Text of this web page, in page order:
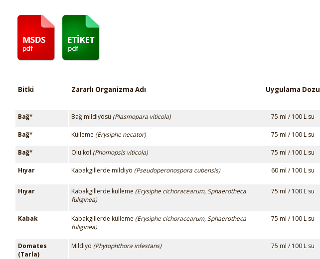
Bitki Zararlı Organizma Adı Uygulama Dozu
Bağ* Bağ mildiyösü (Plasmopara viticola) 75 ml / 100 L su
Bağ* Külleme (Erysiphe necator) 75 ml / 100 L su
Bağ* Ölü kol (Phomopsis viticola) 75 ml / 100 L su
Hıyar Kabakgillerde mildiyö (Pseudoperonospora cubensis) 60 ml / 100 L su
Hıyar Kabakgillerde külleme (Erysiphe cichoracearum, Sphaerotheca
fuliginea)
75 ml / 100 L su
Kabak Kabakgillerde külleme (Erysiphe cichoracearum, Sphaerotheca
fuliginea)
75 ml / 100 L su
Domates
(Tarla)
Mildiyö (Phytophthora infestans) 75 ml / 100 L su